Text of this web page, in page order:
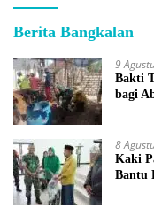
Berita Bangkalan
9
Bakti
bagi
8
Kaki
Bantu